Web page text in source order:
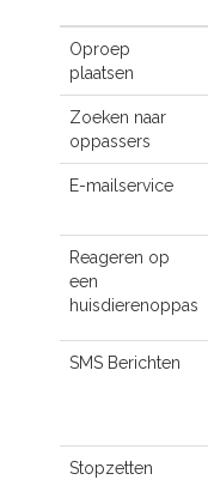
Oproep
plaatsen
Zoeken naar
oppassers
E-mailservice
Reageren op
een
huisdierenoppas
SMS Berichten
Stopzetten